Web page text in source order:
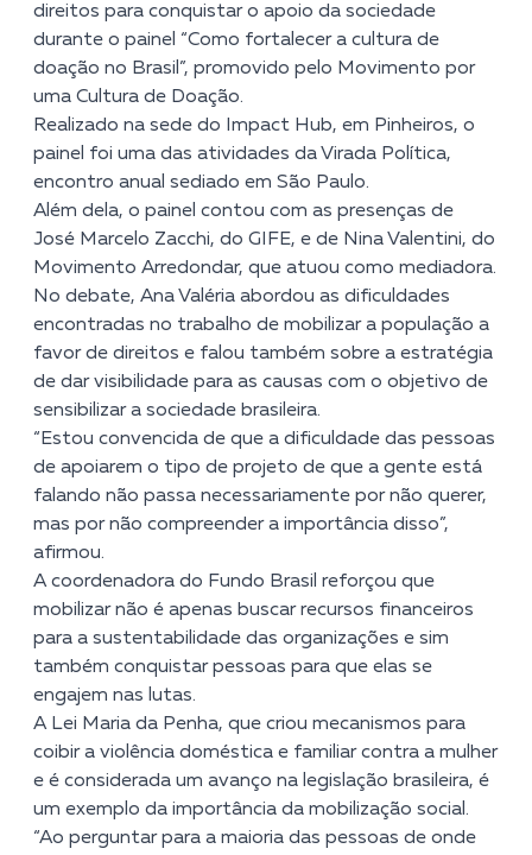
direitos para conquistar o apoio da sociedade
durante o painel “Como fortalecer a cultura de
doação no Brasil”, promovido pelo Movimento por
uma Cultura de Doação.
Realizado na sede do Impact Hub, em Pinheiros, o
painel foi uma das atividades da Virada Política,
encontro anual sediado em São Paulo.
Além dela, o painel contou com as presenças de
José Marcelo Zacchi, do GIFE, e de Nina Valentini, do
Movimento Arredondar, que atuou como mediadora.
No debate, Ana Valéria abordou as dificuldades
encontradas no trabalho de mobilizar a população a
favor de direitos e falou também sobre a estratégia
de dar visibilidade para as causas com o objetivo de
sensibilizar a sociedade brasileira.
“Estou convencida de que a dificuldade das pessoas
de apoiarem o tipo de projeto de que a gente está
falando não passa necessariamente por não querer,
mas por não compreender a importância disso”,
afirmou.
A coordenadora do Fundo Brasil reforçou que
mobilizar não é apenas buscar recursos financeiros
para a sustentabilidade das organizações e sim
também conquistar pessoas para que elas se
engajem nas lutas.
A Lei Maria da Penha, que criou mecanismos para
coibir a violência doméstica e familiar contra a mulher
e é considerada um avanço na legislação brasileira, é
um exemplo da importância da mobilização social.
“Ao perguntar para a maioria das pessoas de onde